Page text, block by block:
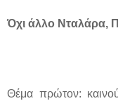
Όχι άλλο Νταλάρα,
Θέμα πρώτον: